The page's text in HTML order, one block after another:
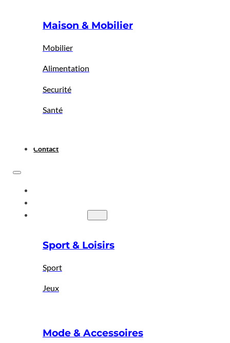
Maison & Mobilier
Mobilier
Alimentation
Securité
Santé
Contact
Sport & Loisirs
Sport
Jeux
Mode & Accessoires